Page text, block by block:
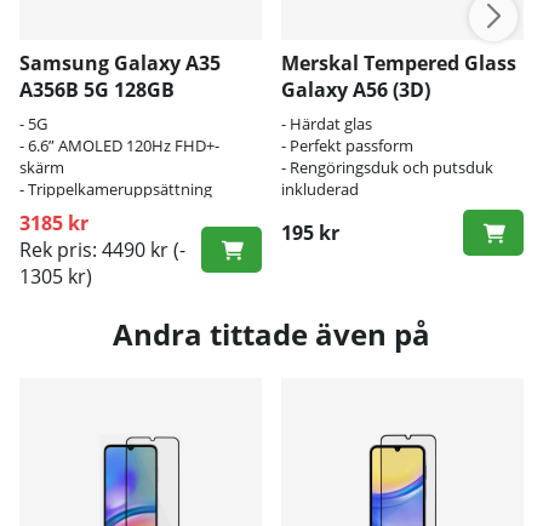
Samsung Galaxy A35
A356B 5G 128GB
- 5G
- 6.6” AMOLED 120Hz FHD+-
skärm
- Trippelkameruppsättning
3185 kr
Rek pris: 4490 kr(-
1305 kr)
Merskal Tempered Glass
Galaxy A56 (3D)
- Härdat glas
- Perfekt passform
- Rengöringsduk och putsduk
inkluderad
195 kr
Andra tittade även på